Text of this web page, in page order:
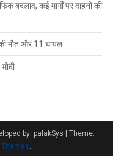
बदलाव, कई मार्गों पर वाहनों की
मौत और 11 घायल
by: palakSys | Theme: